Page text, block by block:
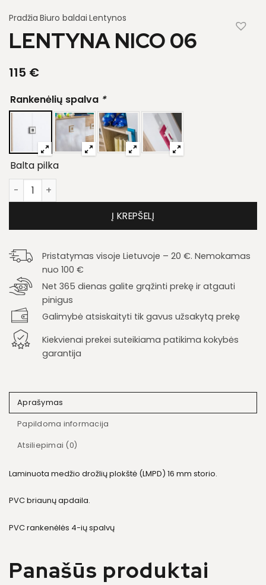
Pradžia Biuro baldai Lentynos
LENTYNA NICO 06
115 €
Rankenėlių spalva *
Balta pilka
produkto kiekis: Lentyna Nico 06
Į KREPŠELĮ
Pristatymas visoje Lietuvoje – 20 €. Nemokamas
nuo 100 €
Net 365 dienas galite grąžinti prekę ir atgauti
pinigus
Galimybė atsiskaityti tik gavus užsakytą prekę
Kiekvienai prekei suteikiama patikima kokybės
garantija
Aprašymas
Papildoma informacija
Atsiliepimai (0)
Laminuota medžio drožlių plokštė (LMPD) 16 mm storio.
PVC briaunų apdaila.
PVC rankenėlės 4-ių spalvų
Panašūs produktai